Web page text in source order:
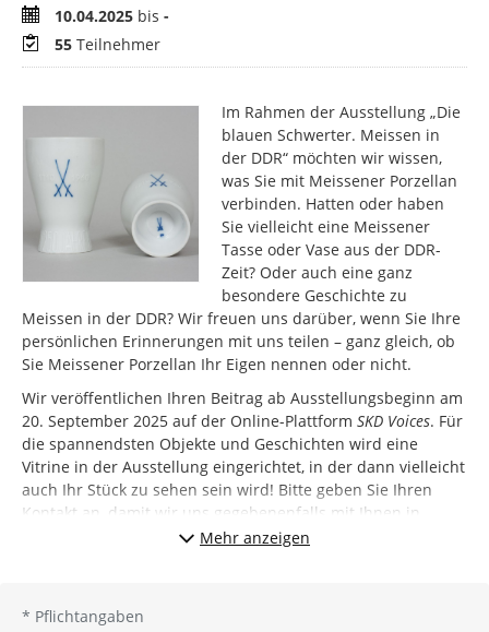
Zeitraum10.04.2025 bis -
Teilnehmer
55 Teilnehmer
Im Rahmen der Ausstellung „Die
blauen Schwerter. Meissen in
der DDR“ möchten wir wissen,
was Sie mit Meissener Porzellan
verbinden. Hatten oder haben
Sie vielleicht eine Meissener
Tasse oder Vase aus der DDR-
Zeit? Oder auch eine ganz
besondere Geschichte zu
Meissen in der DDR? Wir freuen uns darüber, wenn Sie Ihre
persönlichen Erinnerungen mit uns teilen – ganz gleich, ob
Sie Meissener Porzellan Ihr Eigen nennen oder nicht.
Wir veröffentlichen Ihren Beitrag ab Ausstellungsbeginn am
20. September 2025 auf der Online-Plattform SKD Voices. Für
die spannendsten Objekte und Geschichten wird eine
Vitrine in der Ausstellung eingerichtet, in der dann vielleicht
auch Ihr Stück zu sehen sein wird! Bitte geben Sie Ihren
Kontakt an, damit wir uns gegebenenfalls mit Ihnen in
Verbindung setzen können.Mehr anzeigen
* Pflichtangaben